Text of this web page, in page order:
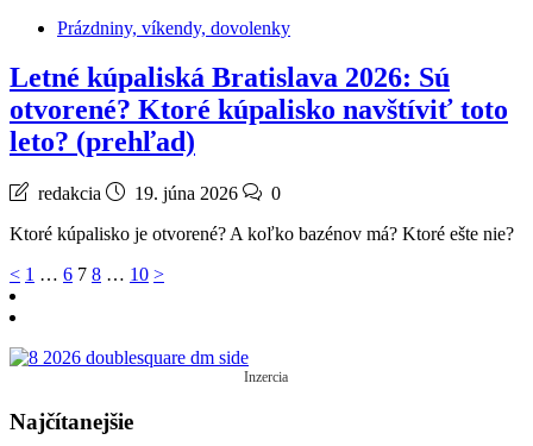
Prázdniny, víkendy, dovolenky
Letné kúpaliská Bratislava 2026: Sú
otvorené? Ktoré kúpalisko navštíviť toto
leto? (prehľad)
redakcia 19. júna 2026
0
Ktoré kúpalisko je otvorené? A koľko bazénov má? Ktoré ešte nie?
Stránkovanie
príspevkov
< 1 … 6 7 8 … 10 >
Inzercia
Najčítanejšie